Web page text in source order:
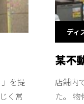
を提
く常
ディ
某不
店舗内
た。